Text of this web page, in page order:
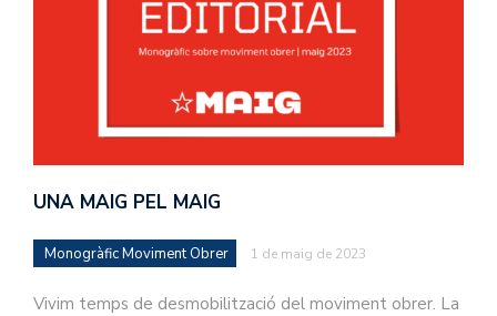
UNA MAIG PEL MAIG
Monogràfic Moviment Obrer 1 de maig de 2023
Vivim temps de desmobilització del moviment obrer. La